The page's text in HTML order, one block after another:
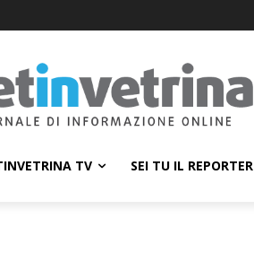
TV SEI TU IL REPORTER